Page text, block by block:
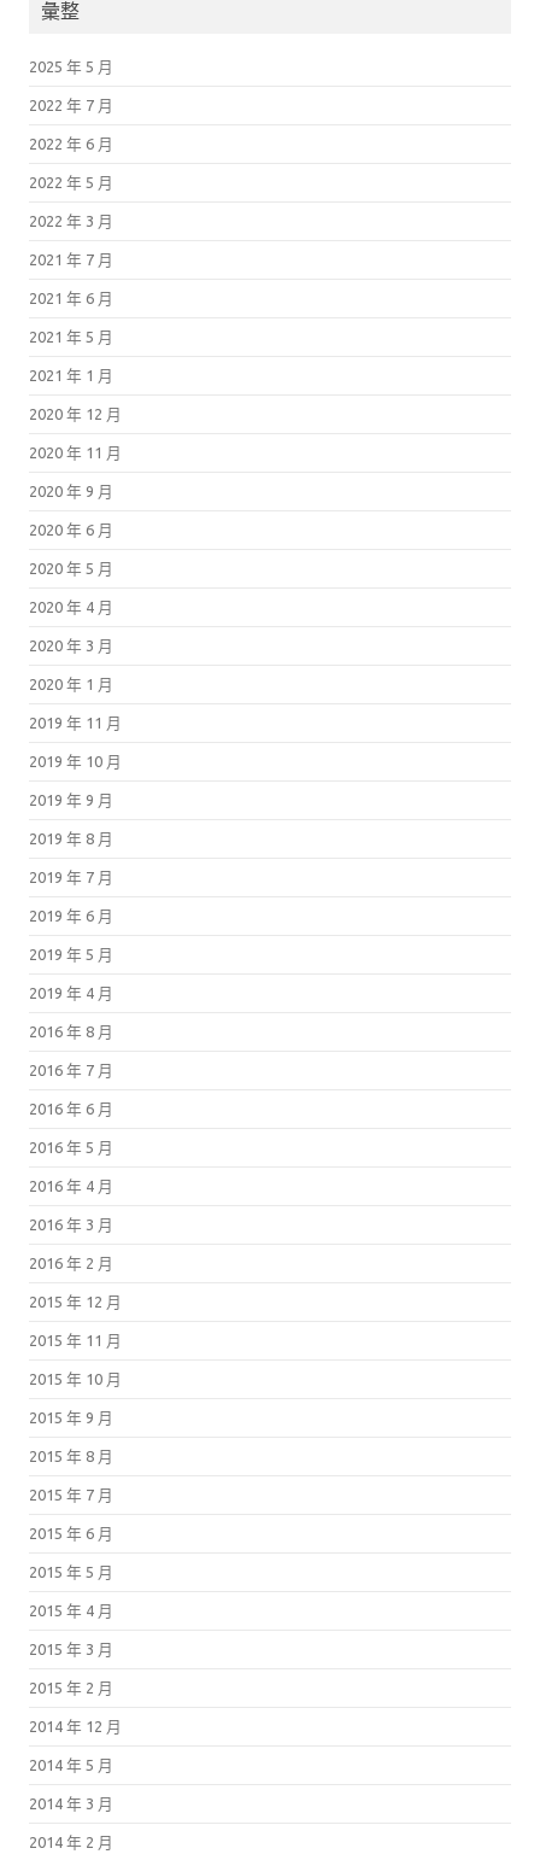
彙整
2025 年 5 月
2022 年 7 月
2022 年 6 月
2022 年 5 月
2022 年 3 月
2021 年 7 月
2021 年 6 月
2021 年 5 月
2021 年 1 月
2020 年 12 月
2020 年 11 月
2020 年 9 月
2020 年 6 月
2020 年 5 月
2020 年 4 月
2020 年 3 月
2020 年 1 月
2019 年 11 月
2019 年 10 月
2019 年 9 月
2019 年 8 月
2019 年 7 月
2019 年 6 月
2019 年 5 月
2019 年 4 月
2016 年 8 月
2016 年 7 月
2016 年 6 月
2016 年 5 月
2016 年 4 月
2016 年 3 月
2016 年 2 月
2015 年 12 月
2015 年 11 月
2015 年 10 月
2015 年 9 月
2015 年 8 月
2015 年 7 月
2015 年 6 月
2015 年 5 月
2015 年 4 月
2015 年 3 月
2015 年 2 月
2014 年 12 月
2014 年 5 月
2014 年 3 月
2014 年 2 月